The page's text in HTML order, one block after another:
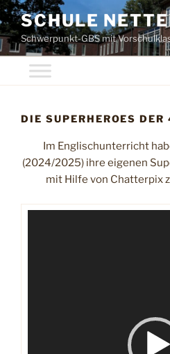
Zum
Inhalt
springen
SCHULE
Schwerpunkt-GBS mit
DIE SUPERHEROES
Im Englischunterricht
(2024/2025) ihre eigenen
mit Hilfe von Chatterpix